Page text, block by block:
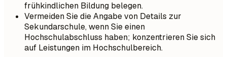
frühkindlichen Bildung belegen.
Vermeiden Sie die Angabe von Details zur
Sekundarschule, wenn Sie einen
Hochschulabschluss haben; konzentrieren Sie sich
auf Leistungen im Hochschulbereich.